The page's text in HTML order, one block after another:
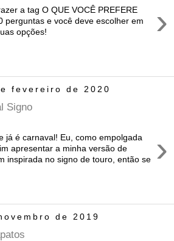
›
a tag O QUE VOCÊ PREFERE
perguntas e você deve escolher em
opções!
fevereiro de 2020
Signo
›
já é carnaval! Eu, como empolgada
apresentar a minha versão de
inspirada no signo de touro, então se
de 2019